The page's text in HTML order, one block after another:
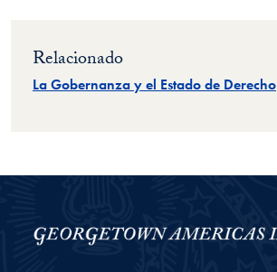
Relacionado
La Gobernanza y el Estado de Derecho